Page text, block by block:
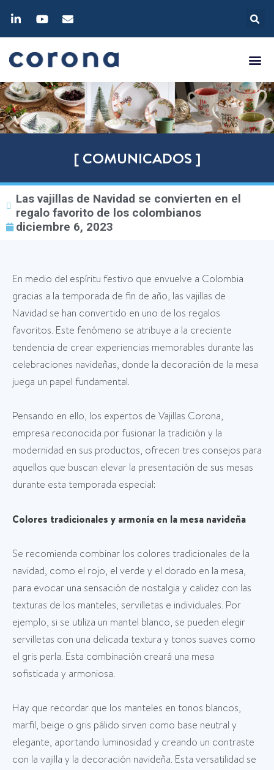
[ COMUNICADOS ]
Las vajillas de Navidad se convierten en el
regalo favorito de los colombianos
diciembre 6, 2023
En medio del espíritu festivo que envuelve a Colombia
gracias a la temporada de fin de año, las vajillas de
Navidad se han convertido en uno de los regalos
favoritos. Este fenómeno se atribuye a la creciente
tendencia de crear experiencias memorables durante las
celebraciones navideñas, donde la decoración de la mesa
juega un papel fundamental.
Pensando en ello, los expertos de Vajillas Corona,
empresa reconocida por fusionar la tradición y la
modernidad en sus productos, ofrecen tres consejos para
aquellos que buscan elevar la presentación de sus mesas
durante esta temporada especial:
Colores tradicionales y armonía en la mesa navideña
Se recomienda combinar los colores tradicionales de la
navidad, como el rojo, el verde y el dorado en la mesa,
para evocar una sensación de nostalgia y calidez con las
texturas de los manteles, servilletas e individuales. Por
ejemplo, si se utiliza un mantel blanco, se pueden elegir
servilletas con una delicada textura y tonos suaves como
el gris perla. Esta combinación creará una mesa
sofisticada y armoniosa.
Hay que recordar que los manteles en tonos blancos,
marfil, beige o gris pálido sirven como base neutral y
elegante, aportando luminosidad y creando un contraste
con la vajilla y la decoración navideña. Esta versatilidad se